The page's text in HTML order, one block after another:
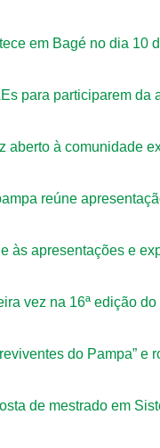
em Bagé no dia 10
para participarem da
aberto à comunidade
reúne
às apresentações e
vez na 16ª edição
do Pampa”
de mestrado em